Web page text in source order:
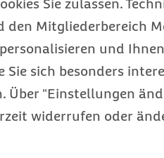
Sie zulassen.
Mitgliederbereich
und
sich besonders
Über "Einstellungen
widerrufen oder
und interessierten
barrierearm gestaltet, so
Computerausstattung
können. Einige
eingestellt,
immer mit der für
optimale Darstellung
werden die exklusiven
aktuellen
werden deshalb nicht
aktualisieren Sie bitte
beziehen.
?
die wir in unseren
machen - ohne dass Sie eine
sind immer dann
Thema noch mehr oder
Mitgliederservices auf
zum Beispiel der
App
Meine
wir, um welchen
Daten anzeigen und Ihnen
Hilfeseite zum Login.
Format-